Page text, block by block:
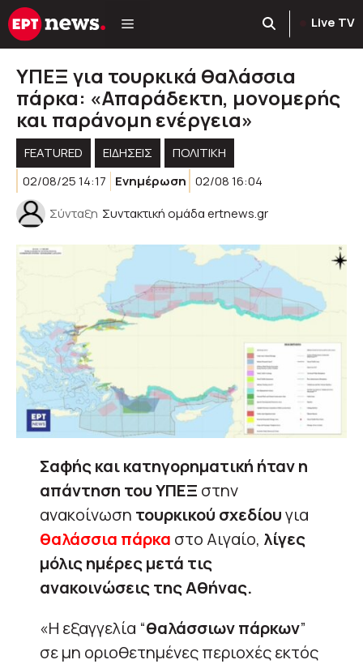
Μετάβαση
σε
Live TV
ΥΠΕΞ για τουρκικά θαλάσσια
πάρκα: «Απαράδεκτη, μονομερής
και παράνομη ενέργεια»
FEATURED ΕΙΔΗΣΕΙΣ
ΠΟΛΙΤΙΚΉ
02/08/25 14:17
Ενημέρωση 02/08 16:04
Σύνταξη Συντακτική ομάδα ertnews.gr
Σαφής και κατηγορηματική ήταν η
απάντηση του ΥΠΕΞ στην
ανακοίνωση τουρκικού σχεδίουγια
θαλάσσια πάρκα στο Αιγαίο, λίγες
μόλις ημέρες μετά τις
ανακοινώσεις της Αθήνας.
«Η εξαγγελία “θαλάσσιων πάρκων”
σε μη οριοθετημένες περιοχές εκτός